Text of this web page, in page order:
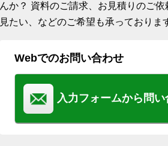
んか？ 資料のご請求、お見積りのご
見たい、などのご希望も承っておりま
Webでのお問い合わせ
入力フォームから問い